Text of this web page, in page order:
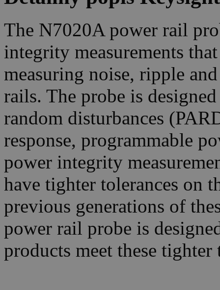
The N7020A power rail
integrity measurements
measuring noise, ripple
rails. The probe is
random disturbances
response, programmable
power integrity
have tighter tolerances on
previous generations of
power rail probe is
products meet these tighter